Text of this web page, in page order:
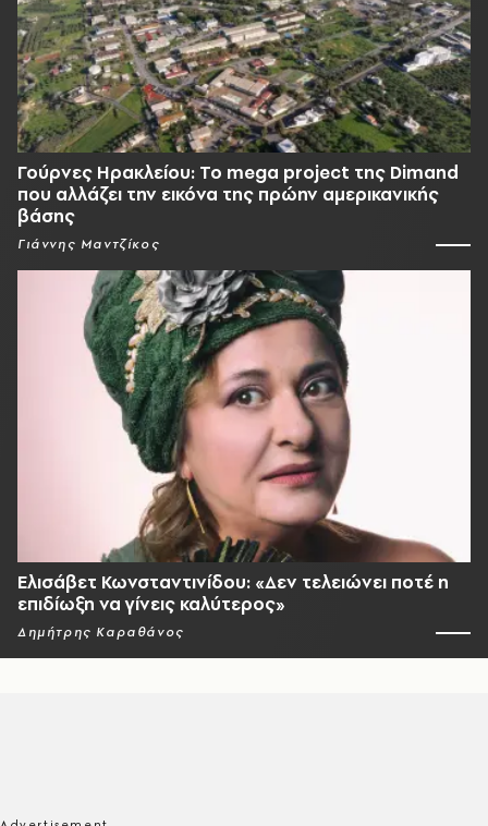
Γούρνες Ηρακλείου: To mega project της Dimand
που αλλάζει την εικόνα της πρώην αμερικανικής
βάσης
Γιάννης Μαντζίκος
Ελισάβετ Κωνσταντινίδου: «Δεν τελειώνει ποτέ η
επιδίωξη να γίνεις καλύτερος»
Δημήτρης Καραθάνος